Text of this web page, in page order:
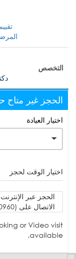
التخصص
الحجز غير متاح
اختيار العيادة
اختيار الوقت لحجز
الحجز عبر
الاتصال على (03/550960) لتحديد موعد!
or Video visit
available.